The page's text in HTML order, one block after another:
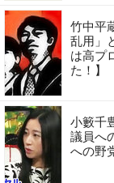
竹中平
乱用」
は高プ
た！】
小籔千
議員へ
への野